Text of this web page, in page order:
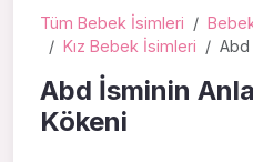
Tüm Bebek İsimleri
Kız Bebek İsimleri
Abd
Abd İsminin
Kökeni